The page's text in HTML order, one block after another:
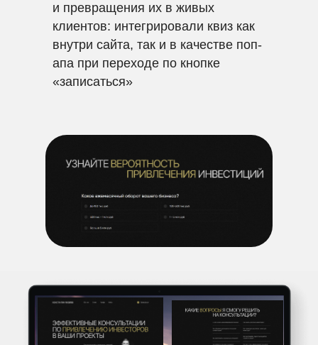
и превращения их в живых
клиентов: интегрировали квиз как
внутри сайта, так и в качестве поп-
апа при переходе по кнопке
«записаться»